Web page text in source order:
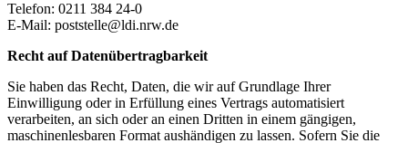
Telefon: 0211 384 24-0
E-Mail: poststelle@ldi.nrw.de
Recht auf Datenübertragbarkeit
Sie haben das Recht, Daten, die wir auf Grundlage Ihrer
Einwilligung oder in Erfüllung eines Vertrags automatisiert
verarbeiten, an sich oder an einen Dritten in einem gängigen,
maschinenlesbaren Format aushändigen zu lassen. Sofern Sie die